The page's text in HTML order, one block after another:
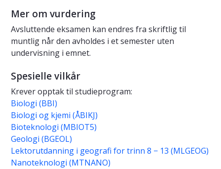
Mer om vurdering
Avsluttende eksamen kan endres fra skriftlig til
muntlig når den avholdes i et semester uten
undervisning i emnet.
Spesielle vilkår
Krever opptak til studieprogram:
Biologi (BBI)
Biologi og kjemi (ÅBIKJ)
Bioteknologi (MBIOT5)
Geologi (BGEOL)
Lektorutdanning i geografi for trinn 8 − 13 (MLGEOG)
Nanoteknologi (MTNANO)